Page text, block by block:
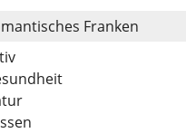
Franken